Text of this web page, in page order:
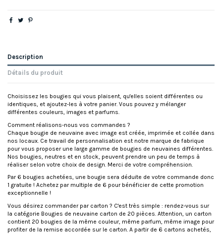
Description
Détails du produit
Choisissez les bougies qui vous plaisent, qu'elles soient différentes ou
identiques, et ajoutez-les à votre panier. Vous pouvez y mélanger
différentes couleurs, images et parfums.
Comment réalisons-nous vos commandes ?
Chaque bougie de neuvaine avec image est créée, imprimée et collée dans
nos locaux. Ce travail de personnalisation est notre marque de fabrique
pour vous proposer une large gamme de bougies de neuvaines différentes.
Nos bougies, neutres et en stock, peuvent prendre un peu de temps à
réaliser selon votre choix de design. Merci de votre compréhension.
Par 6 bougies achetées, une bougie sera déduite de votre commande donc
1 gratuite ! Achetez par multiple de 6 pour bénéficier de cette promotion
exceptionnelle !
Vous désirez commander par carton ? C'est très simple : rendez-vous sur
la catégorie Bougies de neuvaine carton de 20 pièces. Attention, un carton
contient 20 bougies de la même couleur, même parfum, même image pour
profiter de la remise accordée sur le carton. A partir de 6 cartons achetés,